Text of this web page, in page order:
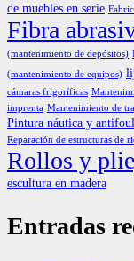
de muebles en serie
Fibra
(mantenimiento de depósitos)
(mantenimiento de equipos)
cámaras frigoríficas
imprenta Mantenimiento de
Pintura náutica y
Reparación de estructuras de
Rollos y
escultura en madera
Entradas